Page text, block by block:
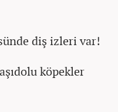
diş izleri var!
köpekler